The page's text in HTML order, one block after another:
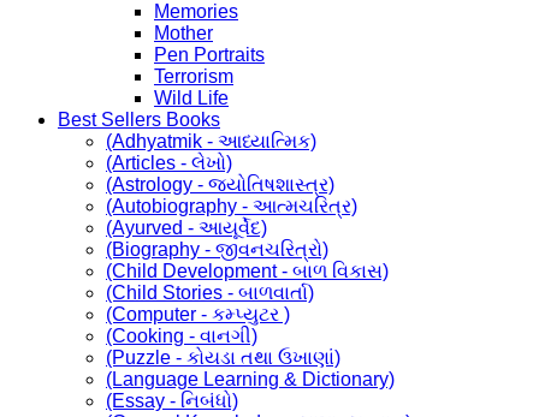
Memories
Mother
Pen Portraits
Terrorism
Wild Life
Best Sellers Books
(Adhyatmik - આધ્યાત્મિક)
(Articles - લેખો)
(Astrology - જ્યોતિષશાસ્ત્ર)
(Autobiography - આત્મચરિત્ર)
(Ayurved - આયૂર્વેદ)
(Biography - જીવનચરિત્રો)
(Child Development - બાળ વિકાસ)
(Child Stories - બાળવાર્તા)
(Computer - કમ્પ્યુટર )
(Cooking - વાનગી)
(Puzzle - કોયડા તથા ઉખાણાં)
(Language Learning & Dictionary)
(Essay - નિબંધો)